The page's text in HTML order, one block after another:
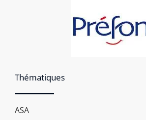
Thématiques
ASA